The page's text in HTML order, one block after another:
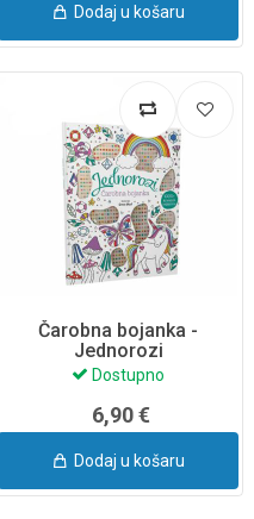
Dodaj u košaru
Čarobna bojanka -
Jednorozi
Dostupno
6,90 €
Dodaj u košaru